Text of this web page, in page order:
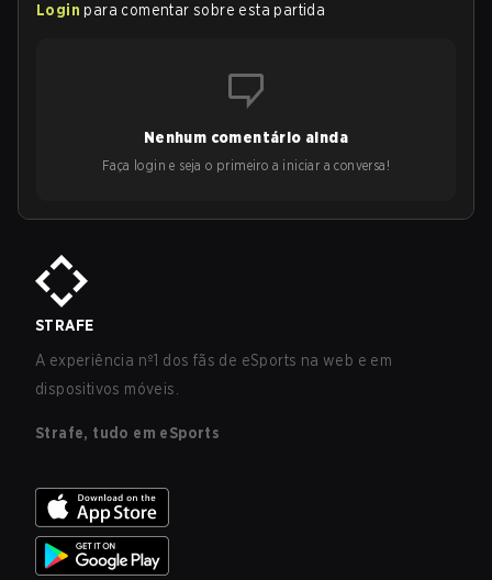
Login para comentar sobre esta partida
Nenhum comentário ainda
Faça login e seja o primeiro a iniciar a conversa!
STRAFE
A experiência nº1 dos fãs de eSports na web e em
dispositivos móveis.
Strafe, tudo em eSports